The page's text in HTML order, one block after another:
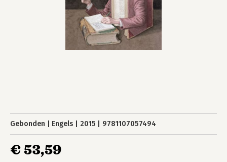
Gebonden Engels 2015 9781107057494
€ 53,59